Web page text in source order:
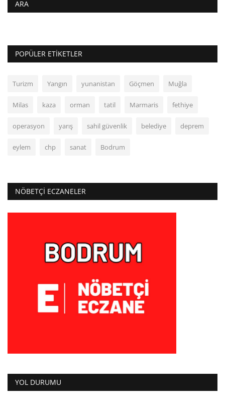
ARA
POPÜLER ETIKETLER
Turizm Yangın yunanistan Göçmen Muğla
Milas kaza orman tatil Marmaris fethiye
operasyon yarış sahil güvenlik belediye deprem
eylem chp sanat Bodrum
NÖBETÇI ECZANELER
YOL DURUMU